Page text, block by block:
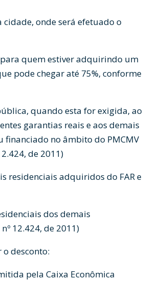
onde será efetuado o
quem estiver adquirindo um
pode chegar até 75%, conforme
quando esta for exigida, ao
garantias reais e aos demais
no âmbito do PMCMV
de 2011)
residenciais adquiridos do FAR e
dos demais
12.424, de 2011)
desconto:
pela Caixa Econômica